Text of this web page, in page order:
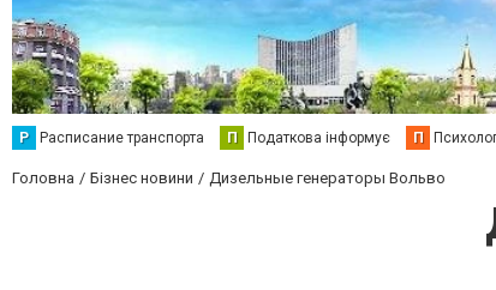
Р Расписание транспорта П Податкова інформує П
Головна Бізнес новини Дизельные генераторы Вольво